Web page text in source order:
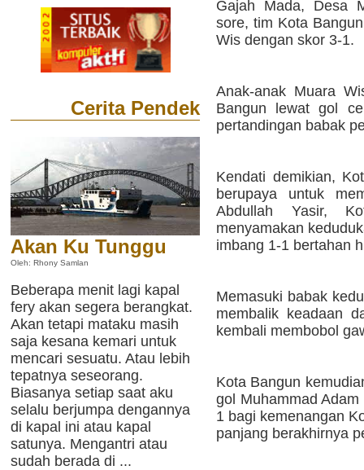
Cerita Pendek
Akan Ku Tunggu
Oleh: Rhony Samlan
Beberapa menit lagi kapal
fery akan segera berangkat.
Akan tetapi mataku masih
saja kesana kemari untuk
mencari sesuatu. Atau lebih
tepatnya seseorang.
Biasanya setiap saat aku
selalu berjumpa dengannya
di kapal ini atau kapal
satunya. Mengantri atau
sudah berada di ...
Gajah Mada, Desa
sore, tim Kota
Wis dengan skor 3-1.
Anak-anak Muara
Bangun lewat gol
pertandingan babak
Kendati demikian,
berupaya untuk
Abdullah Yasir,
menyamakan
imbang 1-1 bertahan
Memasuki babak
membalik keadaan
kembali membobol
Kota Bangun
gol Muhammad
1 bagi kemenangan
panjang berakhirnya